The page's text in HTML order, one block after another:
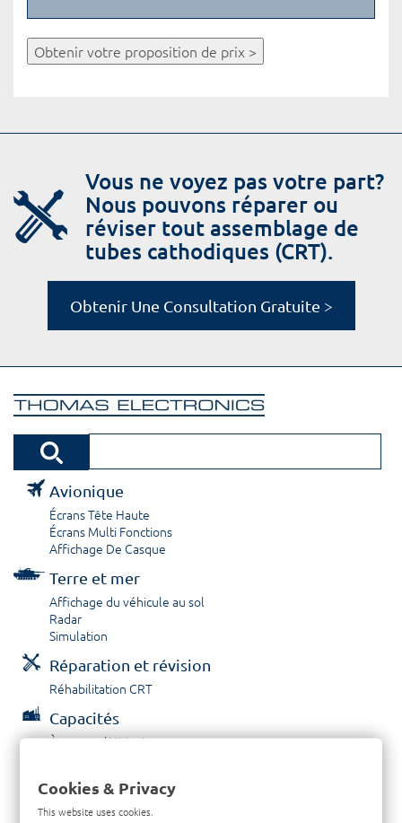
Obtenir votre proposition de prix >
Vous ne voyez pas votre part?
Nous pouvons réparer ou
réviser tout assemblage de
tubes cathodiques (CRT).
Obtenir Une Consultation Gratuite >
Avionique
Écrans Tête Haute
Écrans Multi Fonctions
Affichage De Casque
Terre et mer
Affichage du véhicule au sol
Radar
Simulation
Réparation et révision
Réhabilitation CRT
Capacités
À propos / Historique
Contactez nous
Cookies & Privacy
This website uses cookies.